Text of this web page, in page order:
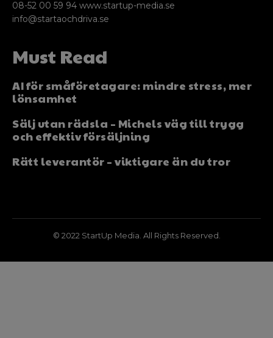
08-52 00 59 94 www.startup-media.se
info@startaochdriva.se
Must Read
AI för småföretagare: mindre stress, mer
lönsamhet
Sälj utan rädsla – Michels väg till trygg
och effektiv försäljning
Rätt leverantör – viktigare än du tror
© 2022 StartUp Media. All Rights Reserved.